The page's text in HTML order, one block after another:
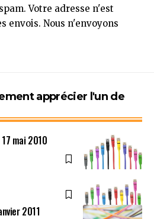
Votre adresse n'est
envois. Nous n'envoyons
apprécier l'un de
mai 2010
2011